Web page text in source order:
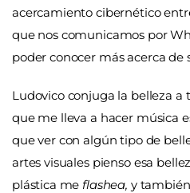
acercamiento cibernético
que nos comunicamos por
poder conocer más acerca de
Ludovico conjuga la belleza a
que me lleva a hacer música
que ver con algún tipo de
artes visuales pienso esa
plástica me flashea, y